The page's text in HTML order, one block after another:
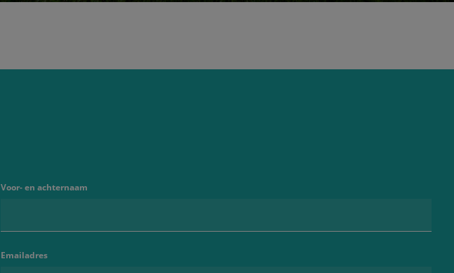
Voor- en achternaam
Emailadres